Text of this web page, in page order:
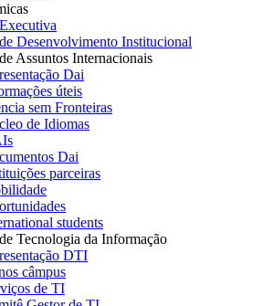
Desenvolvimento Institucional
Assuntos Internacionais
Dai
úteis
sem Fronteiras
de Idiomas
Dai
parceiras
students
Tecnologia da Informação
DTI
câmpus
de TI